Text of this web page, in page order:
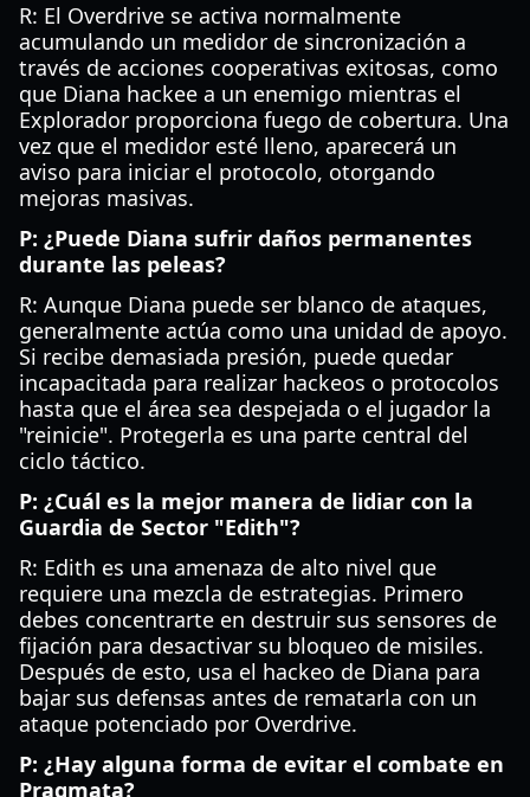
R: El Overdrive se activa normalmente
acumulando un medidor de sincronización a
través de acciones cooperativas exitosas, como
que Diana hackee a un enemigo mientras el
Explorador proporciona fuego de cobertura. Una
vez que el medidor esté lleno, aparecerá un
aviso para iniciar el protocolo, otorgando
mejoras masivas.
P: ¿Puede Diana sufrir daños permanentes
durante las peleas?
R: Aunque Diana puede ser blanco de ataques,
generalmente actúa como una unidad de apoyo.
Si recibe demasiada presión, puede quedar
incapacitada para realizar hackeos o protocolos
hasta que el área sea despejada o el jugador la
"reinicie". Protegerla es una parte central del
ciclo táctico.
P: ¿Cuál es la mejor manera de lidiar con la
Guardia de Sector "Edith"?
R: Edith es una amenaza de alto nivel que
requiere una mezcla de estrategias. Primero
debes concentrarte en destruir sus sensores de
fijación para desactivar su bloqueo de misiles.
Después de esto, usa el hackeo de Diana para
bajar sus defensas antes de rematarla con un
ataque potenciado por Overdrive.
P: ¿Hay alguna forma de evitar el combate en
Pragmata?